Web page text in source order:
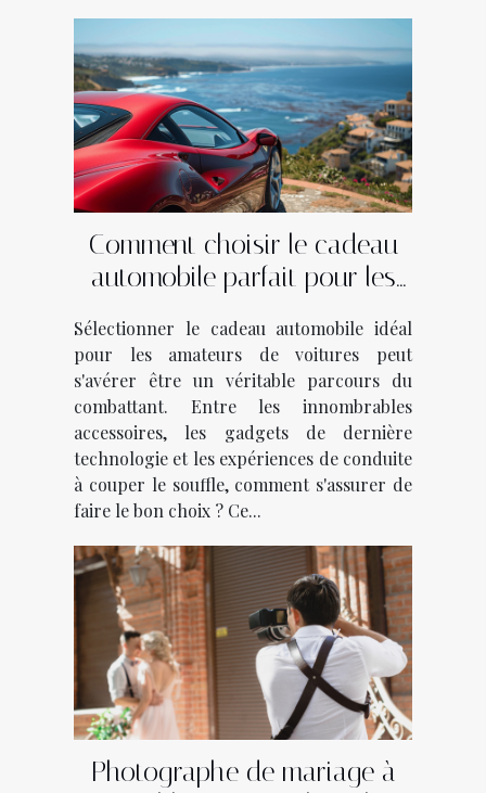
Comment choisir le cadeau
automobile parfait pour les
Sélectionner le cadeau automobile idéal
pour les amateurs de voitures peut
s'avérer être un véritable parcours du
combattant. Entre les innombrables
accessoires, les gadgets de dernière
technologie et les expériences de conduite
à couper le souffle, comment s'assurer de
faire le bon choix ? Ce...
Photographe de mariage à